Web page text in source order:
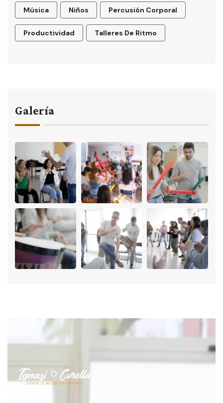
Música Niños Percusión Corporal
Productividad Talleres De Ritmo
Galería